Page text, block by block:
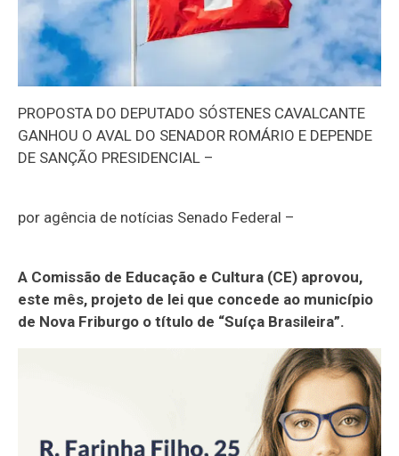
PROPOSTA DO DEPUTADO SÓSTENES CAVALCANTE
GANHOU O AVAL DO SENADOR ROMÁRIO E DEPENDE
DE SANÇÃO PRESIDENCIAL –
por agência de notícias Senado Federal –
A Comissão de Educação e Cultura (CE) aprovou,
este mês, projeto de lei que concede ao município
de Nova Friburgo o título de “Suíça Brasileira”.